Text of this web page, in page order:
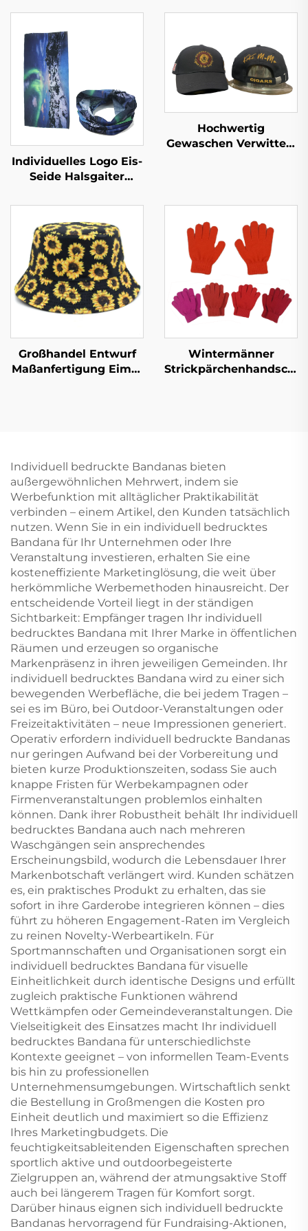
Individuelles Logo Eis-
Seide Halsgaiter
Sonnenschutz
Motorrad-Halsgaiter
Sportlich
multifunktionale
tubenförmige
Bandanas
Hochwertig
Gewaschen Verwittert
Vatermütze Vintage-
Sport-Baseballkappe
Trucker-Kappe
Verstellbar
Großhandel Entwurf
Maßanfertigung Eimer
Wintermänner
Individuell bedruckte Bandanas bieten
außergewöhnlichen Mehrwert, indem sie
Werbefunktion mit alltäglicher Praktikabilität
verbinden – einem Artikel, den Kunden tatsächlich
nutzen. Wenn Sie in ein individuell bedrucktes
Bandana für Ihr Unternehmen oder Ihre
Veranstaltung investieren, erhalten Sie eine
kosteneffiziente Marketinglösung, die weit über
herkömmliche Werbemethoden hinausreicht. Der
entscheidende Vorteil liegt in der ständigen
Sichtbarkeit: Empfänger tragen Ihr individuell
bedrucktes Bandana mit Ihrer Marke in öffentlichen
Räumen und erzeugen so organische
Markenpräsenz in ihren jeweiligen Gemeinden. Ihr
individuell bedrucktes Bandana wird zu einer sich
bewegenden Werbefläche, die bei jedem Tragen –
sei es im Büro, bei Outdoor-Veranstaltungen oder
Freizeitaktivitäten – neue Impressionen generiert.
Operativ erfordern individuell bedruckte Bandanas
nur geringen Aufwand bei der Vorbereitung und
bieten kurze Produktionszeiten, sodass Sie auch
knappe Fristen für Werbekampagnen oder
Firmenveranstaltungen problemlos einhalten
können. Dank ihrer Robustheit behält Ihr individuell
bedrucktes Bandana auch nach mehreren
Waschgängen sein ansprechendes
Erscheinungsbild, wodurch die Lebensdauer Ihrer
Markenbotschaft verlängert wird. Kunden schätzen
es, ein praktisches Produkt zu erhalten, das sie
sofort in ihre Garderobe integrieren können – dies
führt zu höheren Engagement-Raten im Vergleich
zu reinen Novelty-Werbeartikeln. Für
Sportmannschaften und Organisationen sorgt ein
individuell bedrucktes Bandana für visuelle
Einheitlichkeit durch identische Designs und erfüllt
zugleich praktische Funktionen während
Wettkämpfen oder Gemeindeveranstaltungen. Die
Vielseitigkeit des Einsatzes macht Ihr individuell
bedrucktes Bandana für unterschiedlichste
Kontexte geeignet – von informellen Team-Events
bis hin zu professionellen
Unternehmensumgebungen. Wirtschaftlich senkt
die Bestellung in Großmengen die Kosten pro
Einheit deutlich und maximiert so die Effizienz
Ihres Marketingbudgets. Die
feuchtigkeitsableitenden Eigenschaften sprechen
sportlich aktive und outdoorbegeisterte
Zielgruppen an, während der atmungsaktive Stoff
auch bei längerem Tragen für Komfort sorgt.
Darüber hinaus eignen sich individuell bedruckte
Bandanas hervorragend für Fundraising-Aktionen,